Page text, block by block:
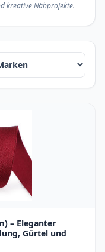
kreative Nähprojekte.
– Eleganter
Gürtel und